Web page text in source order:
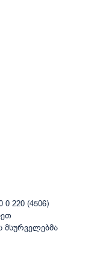
220 (4506)
მსურველებმა